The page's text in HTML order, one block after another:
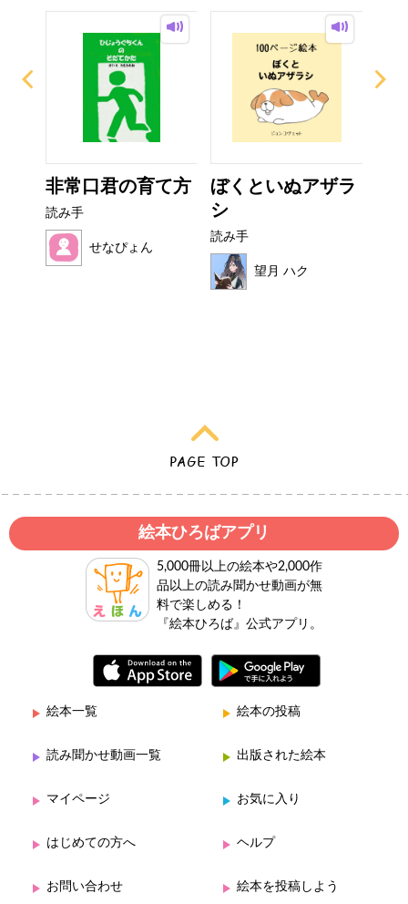
非常口君の育て方
読み手
せなぴょん
ぼくといぬアザラ
シ
読み手
望月 ハク
絵本ひろばアプリ
5,000冊以上の絵本や2,000作
品以上の読み聞かせ動画が無
料で楽しめる！
『絵本ひろば』公式アプリ。
絵本一覧 絵本の投稿
読み聞かせ動画一覧 出版された絵本
マイページ お気に入り
はじめての方へ ヘルプ
お問い合わせ 絵本を投稿しよう